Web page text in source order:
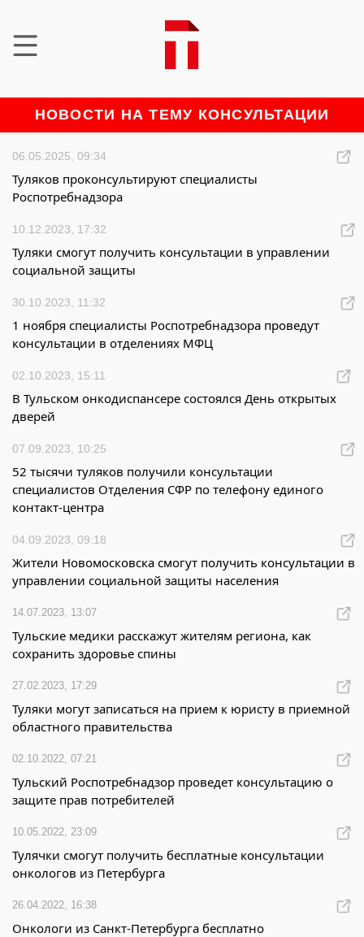
НОВОСТИ НА ТЕМУ КОНСУЛЬТАЦИИ
06.05.2025, 09:34
Туляков проконсультируют специалисты
Роспотребнадзора
10.12.2023, 17:32
Туляки смогут получить консультации в управлении
социальной защиты
30.10.2023, 11:32
1 ноября специалисты Роспотребнадзора проведут
консультации в отделениях МФЦ
02.10.2023, 15:11
В Тульском онкодиспансере состоялся День открытых
дверей
07.09.2023, 10:25
52 тысячи туляков получили консультации
специалистов Отделения СФР по телефону единого
контакт-центра
04.09.2023, 09:18
Жители Новомосковска смогут получить консультации в
управлении социальной защиты населения
14.07.2023, 13:07
Тульские медики расскажут жителям региона, как
сохранить здоровье спины
27.02.2023, 17:29
Туляки могут записаться на прием к юристу в приемной
областного правительства
02.10.2022, 07:21
Тульский Роспотребнадзор проведет консультацию о
защите прав потребителей
10.05.2022, 23:09
Тулячки смогут получить бесплатные консультации
онкологов из Петербурга
26.04.2022, 16:38
Онкологи из Санкт-Петербурга бесплатно